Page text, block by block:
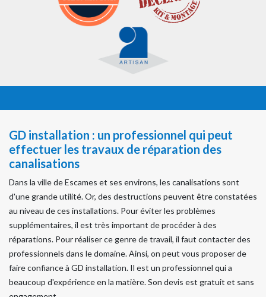
GD installation : un professionnel qui peut
effectuer les travaux de réparation des
canalisations
Dans la ville de Escames et ses environs, les canalisations sont
d'une grande utilité. Or, des destructions peuvent être constatées
au niveau de ces installations. Pour éviter les problèmes
supplémentaires, il est très important de procéder à des
réparations. Pour réaliser ce genre de travail, il faut contacter des
professionnels dans le domaine. Ainsi, on peut vous proposer de
faire confiance à GD installation. Il est un professionnel qui a
beaucoup d'expérience en la matière. Son devis est gratuit et sans